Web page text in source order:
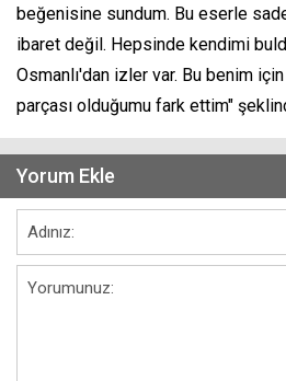
beğenisine sundum. Bu eserle
ibaret değil. Hepsinde kendimi
Osmanlı'dan izler var. Bu benim
parçası olduğumu fark ettim"
Yorum Ekle